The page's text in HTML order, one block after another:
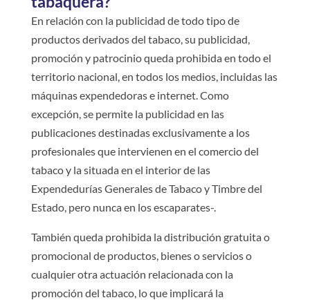
En relación con la publicidad de todo tipo de
productos derivados del tabaco, su publicidad,
promoción y patrocinio queda prohibida en todo el
territorio nacional, en todos los medios, incluidas las
máquinas expendedoras e internet. Como
excepción, se permite la publicidad en las
publicaciones destinadas exclusivamente a los
profesionales que intervienen en el comercio del
tabaco y la situada en el interior de las
Expendedurías Generales de Tabaco y Timbre del
Estado, pero nunca en los escaparates-.
También queda prohibida la distribución gratuita o
promocional de productos, bienes o servicios o
cualquier otra actuación relacionada con la
promoción del tabaco, lo que implicará la